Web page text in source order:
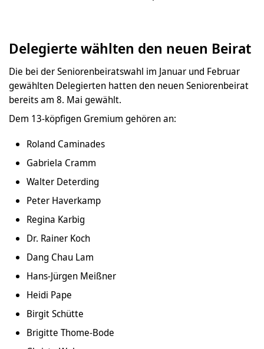
Delegierte wählten den neuen Beirat
Die bei der Seniorenbeiratswahl im Januar und Februar
gewählten Delegierten hatten den neuen Seniorenbeirat
bereits am 8. Mai gewählt.
Dem 13-köpfigen Gremium gehören an:
Roland Caminades
Gabriela Cramm
Walter Deterding
Peter Haverkamp
Regina Karbig
Dr. Rainer Koch
Dang Chau Lam
Hans-Jürgen Meißner
Heidi Pape
Birgit Schütte
Brigitte Thome-Bode